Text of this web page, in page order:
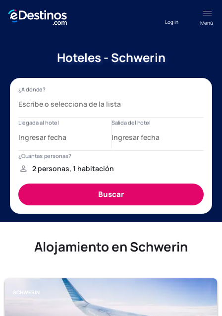
Menú
Log in
Hoteles - Schwerin
Alojamiento en Schwerin
SCHWERIN